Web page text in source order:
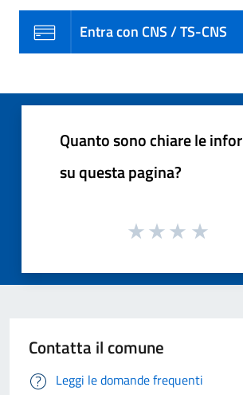
Entra con CNS / TS-CNS
Quanto sono chiare le
su questa pagina?
Contatta il comune
Leggi le domande frequenti